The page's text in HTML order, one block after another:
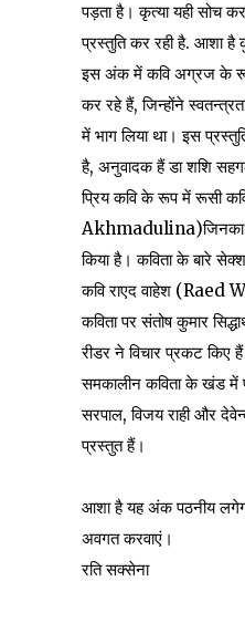
पड़ता है। कृत्या यही सोच
प्रस्तुति कर रही है. आशा है
इस अंक में कवि अग्रज के रूप
कर रहे हैं, जिन्होंने
में भाग लिया था। इस
है, अनुवादक हैं डा शशि
प्रिय कवि के रूप में रूसी
Akhmadulina)जिनका
किया है। कविता के बारे
कवि राएद वाहेश (Raed
कविता पर संतोष कुमार
रीडर ने विचार प्रकट किए
समकालीन कविता के खंड में
सरपाल, विजय राही और
प्रस्तुत हैं।
आशा है यह अंक पठनीय
अवगत करवाएं।
रति सक्सेना